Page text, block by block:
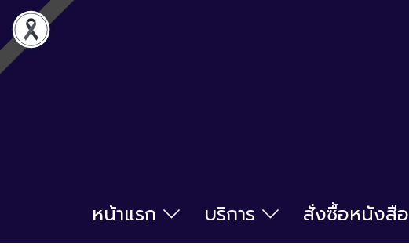
หน้าแรก บริการ สั่งซื้อหนังสือ